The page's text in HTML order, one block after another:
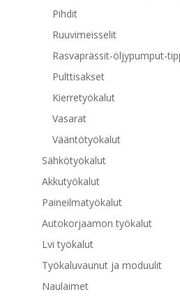
Pihdit
Ruuvimeisselit
Rasvaprässit-öljypumput-
Pulttisakset
Kierretyökalut
Vasarat
Vääntötyökalut
Sähkötyökalut
Akkutyökalut
Paineilmatyökalut
Autokorjaamon työkalut
Lvi työkalut
Työkaluvaunut ja moduulit
Naulaimet